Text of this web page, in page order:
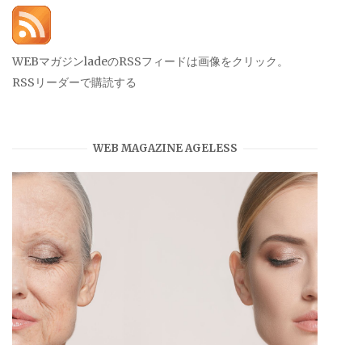
WEBマガジンladeのRSSフィードは画像をクリック。
RSSリーダーで購読する
WEB MAGAZINE AGELESS